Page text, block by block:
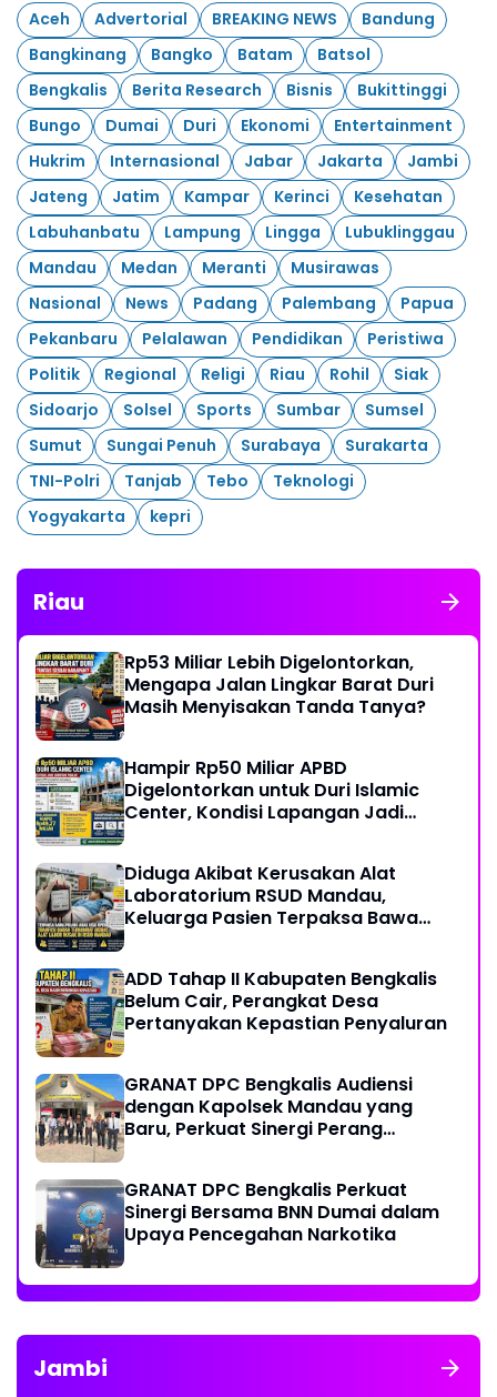
Aceh Advertorial BREAKING NEWS
Bandung
Bangkinang
Bangko Batam
Batsol
Bengkalis
Berita Research Bisnis
Bukittinggi
Bungo
Dumai Duri Ekonomi
Entertainment
Hukrim
Internasional Jabar Jakarta
Jambi
Jateng
Jatim Kampar Kerinci
Kesehatan
Labuhanbatu
Lampung Lingga
Lubuklinggau
Mandau
Medan Meranti
Musirawas
Nasional
News Padang Palembang
Papua
Pekanbaru
Pelalawan Pendidikan
Peristiwa
Politik
Regional Religi Riau Rohil
Siak
Sidoarjo
Solsel Sports Sumbar
Sumsel
Sumut
Sungai Penuh Surabaya
Surakarta
TNI-Polri
Tanjab Tebo
Teknologi
Yogyakarta
kepri
Riau
Rp53 Miliar Lebih Digelontorkan,
Mengapa Jalan Lingkar Barat Duri
Masih Menyisakan Tanda Tanya?
Hampir Rp50 Miliar APBD
Digelontorkan untuk Duri Islamic
Center, Kondisi Lapangan Jadi
Diduga Akibat Kerusakan Alat
Laboratorium RSUD Mandau,
Keluarga Pasien Terpaksa Bawa
Transfusi Darah
ADD Tahap II Kabupaten Bengkalis
Belum Cair, Perangkat Desa
Pertanyakan Kepastian Penyaluran
GRANAT DPC Bengkalis Audiensi
dengan Kapolsek Mandau yang
Baru, Perkuat Sinergi Perang
GRANAT DPC Bengkalis Perkuat
Sinergi Bersama BNN Dumai dalam
Upaya Pencegahan Narkotika
Jambi